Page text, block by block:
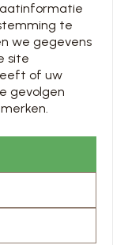
te
we gegevens
site
of uw
gevolgen